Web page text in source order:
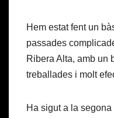
Hem estat fent un
passades
Ribera Alta, amb un
treballades i molt
Ha sigut a la